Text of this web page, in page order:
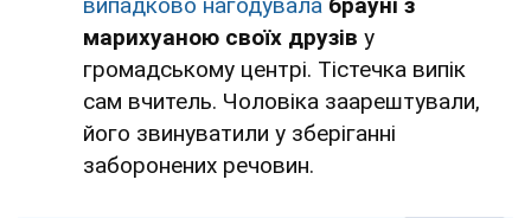
марихуаною своїх друзів у
громадському центрі. Тістечка випік
сам вчитель. Чоловіка заарештували,
його звинуватили у зберіганні
заборонених речовин.